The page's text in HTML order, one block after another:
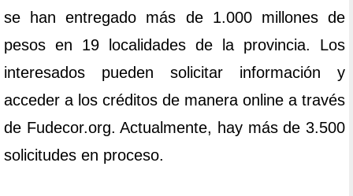
se han entregado más de 1.000 millones de
pesos en 19 localidades de la provincia. Los
interesados pueden solicitar información y
acceder a los créditos de manera online a través
de Fudecor.org. Actualmente, hay más de 3.500
solicitudes en proceso.